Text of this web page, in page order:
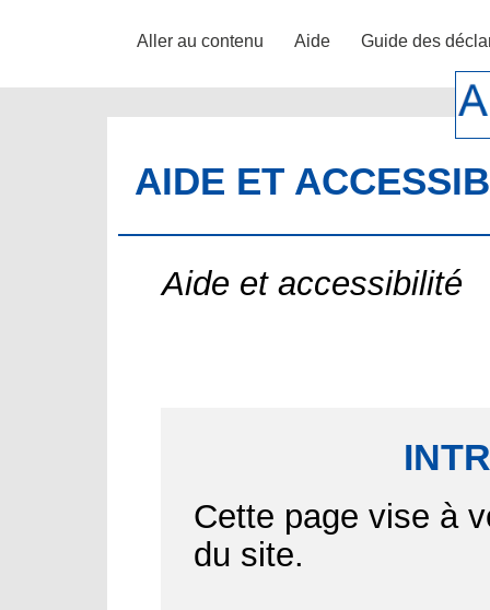
Aller au contenu Aide Guide des
AIDE ET
Aide et accessibilité
Cette page vise à
du site.